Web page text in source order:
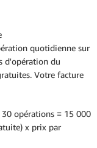
quotidienne sur
d'opération du
Votre facture
30 opérations = 15 000
x prix par